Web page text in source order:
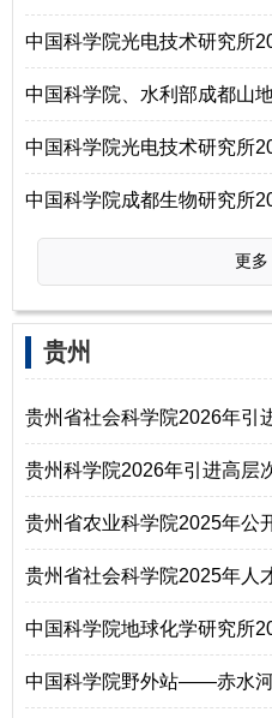
中国科学院光电技术研究所
更多
贵州
贵州省社会科学院2026年引
贵州科学院2026年引进高层
贵州省农业科学院2025年公
贵州省社会科学院2025年人
中国科学院地球化学研究所